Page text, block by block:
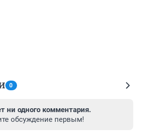
0
ни одного комментария.
обсуждение первым!